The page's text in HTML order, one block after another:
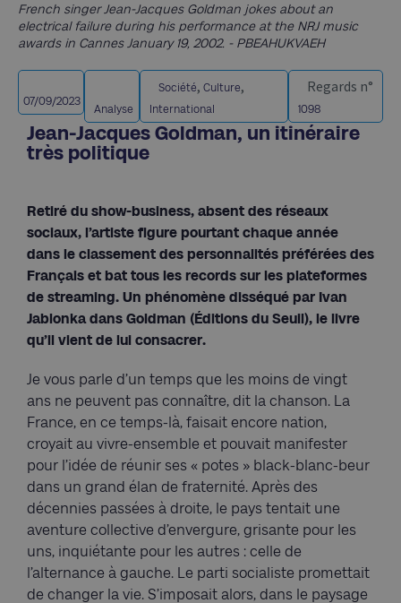
French singer Jean-Jacques Goldman jokes about an
electrical failure during his performance at the NRJ music
awards in Cannes January 19, 2002. - PBEAHUKVAEH
07/09/2023
Analyse
Société, Culture,
International
Regards n°
1098
Jean-Jacques Goldman, un itinéraire
très politique
Retiré du show-business, absent des réseaux
sociaux, l’artiste figure pourtant chaque année
dans le classement des personnalités préférées des
Français et bat tous les records sur les plateformes
de streaming. Un phénomène disséqué par Ivan
Jablonka dans Goldman (Éditions du Seuil), le livre
qu’il vient de lui consacrer.
Je vous parle d’un temps que les moins de vingt
ans ne peuvent pas connaître, dit la chanson. La
France, en ce temps-là, faisait encore nation,
croyait au vivre-ensemble et pouvait manifester
pour l’idée de réunir ses « potes » black-blanc-beur
dans un grand élan de fraternité. Après des
décennies passées à droite, le pays tentait une
aventure collective d’envergure, grisante pour les
uns, inquiétante pour les autres : celle de
l’alternance à gauche. Le parti socialiste promettait
de changer la vie. S’imposait alors, dans le paysage